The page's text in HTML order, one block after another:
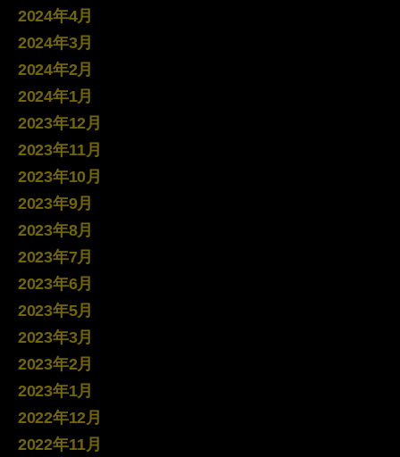
2024年4月
2024年3月
2024年2月
2024年1月
2023年12月
2023年11月
2023年10月
2023年9月
2023年8月
2023年7月
2023年6月
2023年5月
2023年3月
2023年2月
2023年1月
2022年12月
2022年11月